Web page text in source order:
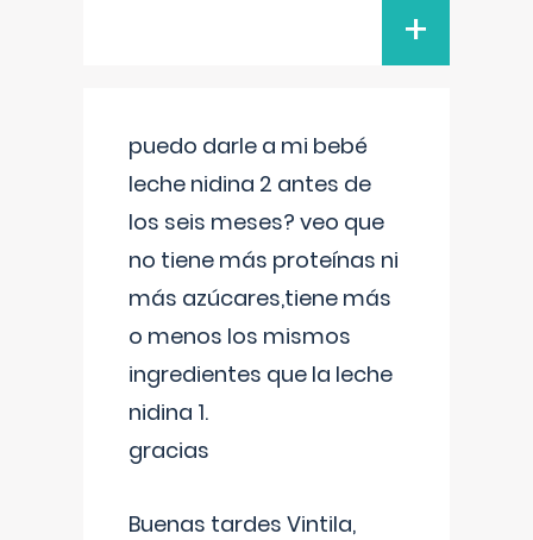
+
puedo darle a mi bebé
leche nidina 2 antes de
los seis meses? veo que
no tiene más proteínas ni
más azúcares,tiene más
o menos los mismos
ingredientes que la leche
nidina 1.
gracias
Buenas tardes Vintila,